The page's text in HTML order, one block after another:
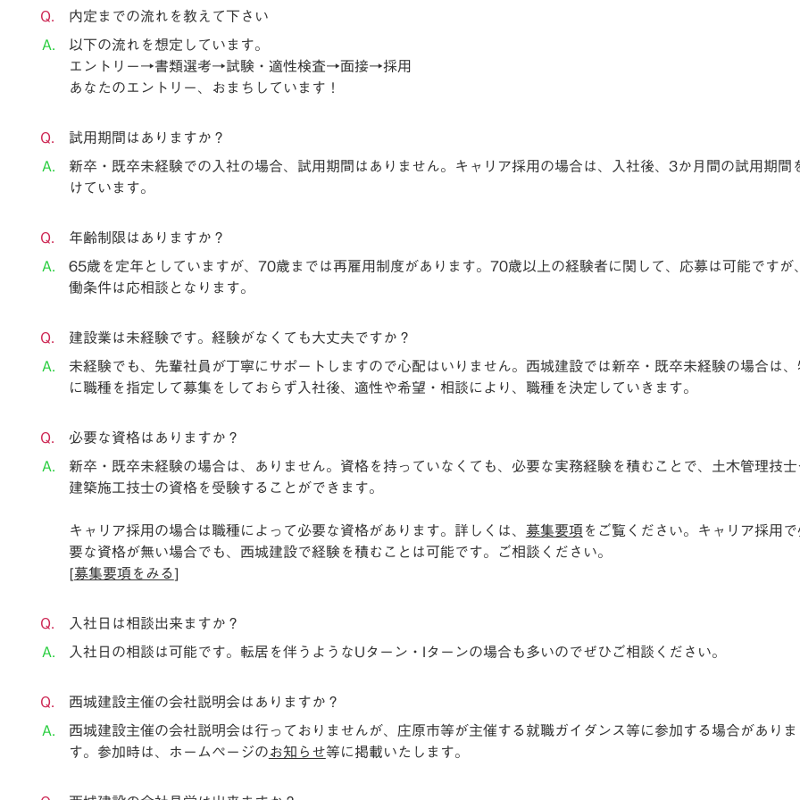
内定までの流れを教えて下さい
以下の流れを想定しています。
エントリー→書類選考→試験・適性検査→面接→採用
あなたのエントリー、おまちしています！
試用期間はありますか？
新卒・既卒未経験での入社の場合、試用期間はありません。キャリア採用の場合は、入社後、3か月間の試用期間
けています。
年齢制限はありますか？
65歳を定年としていますが、70歳までは再雇用制度があります。70歳以上の経験者に関して、応募は可能ですが
働条件は応相談となります。
建設業は未経験です。経験がなくても大丈夫ですか？
未経験でも、先輩社員が丁寧にサポートしますので心配はいりません。西城建設では新卒・既卒未経験の場合は、
に職種を指定して募集をしておらず入社後、適性や希望・相談により、職種を決定していきます。
必要な資格はありますか？
新卒・既卒未経験の場合は、ありません。資格を持っていなくても、必要な実務経験を積むことで、土木管理技士
建築施工技士の資格を受験することができます。
キャリア採用の場合は職種によって必要な資格があります。詳しくは、 募集要項 をご覧ください。キャリア採用で
要な資格が無い場合でも、西城建設で経験を積むことは可能です。ご相談ください。
[募集要項をみる]
入社日は相談出来ますか？
入社日の相談は可能です。転居を伴うようなUターン・Iターンの場合も多いのでぜひご相談ください。
西城建設主催の会社説明会はありますか？
西城建設主催の会社説明会は行っておりませんが、庄原市等が主催する就職ガイダンス等に参加する場合がありま
す。参加時は、ホームページのお知らせ等に掲載いたします。